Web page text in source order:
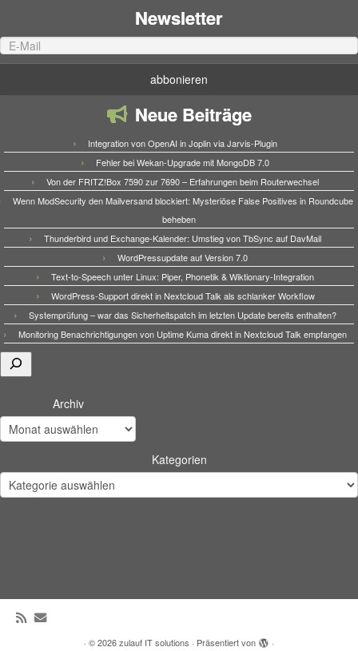
Newsletter
Neue Beiträge
Integration von OpenAI in Joplin via Jarvis-Plugin
Fehler bei Wekan-Upgrade mit MongoDB 7.0
Von der FRITZ!Box 7590 zur 7690 – Erfahrungen beim Routerwechsel
Wenn ModSecurity den Mailversand blockiert: Mysteriöse False Positives in Roundcube
beheben
Thunderbird und Exchange-Kalender: Umstieg von TbSync auf DavMail
WordPressupdate auf Version 7.0
Text-to-Speech unter Linux: Piper, Phonetik & Wiktionary-Integration
WordPress-Support direkt in Nextcloud Talk als schlanker Workflow
Systemprüfung – war das Sicherheitspatch im letzten Update bereits enthalten?
Monitoring Benachrichtigungen von Uptime Kuma direkt in Nextcloud Talk empfangen
Suchen
Archiv
Kategorien
· © 2026zulauf IT solutions · Präsentiert von ·